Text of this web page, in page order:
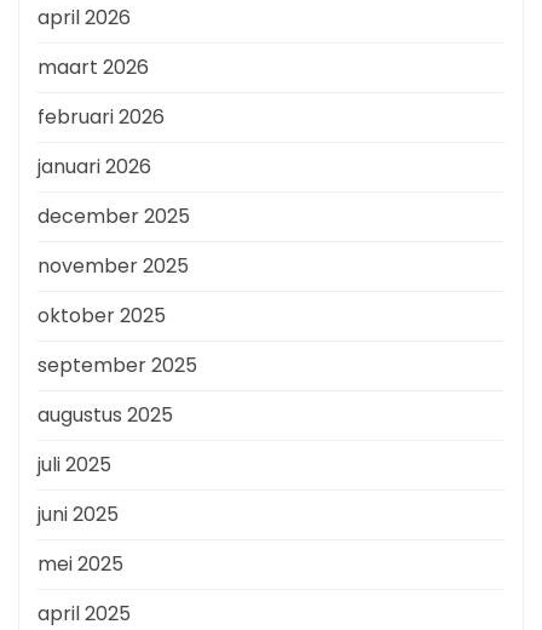
april 2026
maart 2026
februari 2026
januari 2026
december 2025
november 2025
oktober 2025
september 2025
augustus 2025
juli 2025
juni 2025
mei 2025
april 2025